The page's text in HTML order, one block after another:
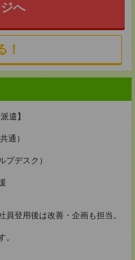
へ
！
遣】
通）
プデスク）
登用後は改善・企画も担当。
。